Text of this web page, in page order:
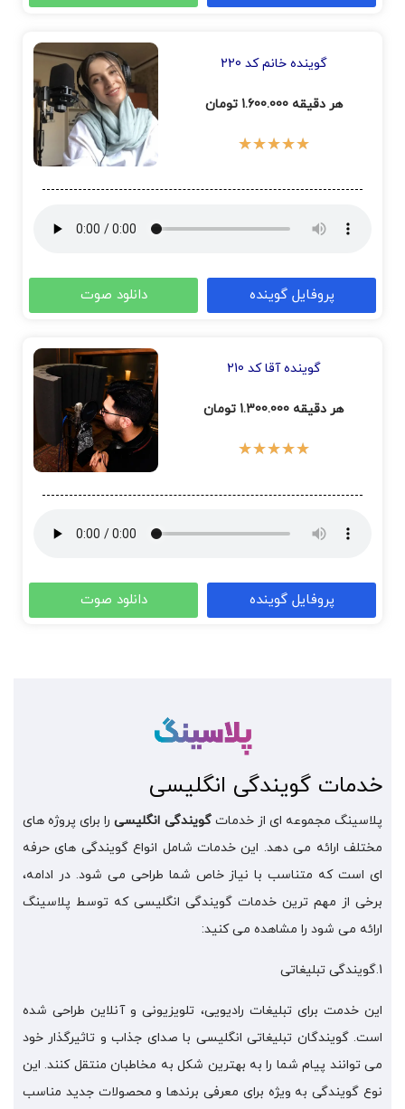
گوینده خانم کد 220
هر دقیقه 1.600.000 تومان
★
★
★
★
★
پروفایل گوینده دانلود صوت
گوینده آقا کد 210
هر دقیقه 1.300.000 تومان
★
★
★
★
★
پروفایل گوینده دانلود صوت
خدمات گویندگی انگلیسی
پلاسینگ مجموعه ای از خدماتگویندگی انگلیسیرا برای پروژه های
مختلف ارائه می دهد. این خدمات شامل انواع گویندگی های حرفه
ای است که متناسب با نیاز خاص شما طراحی می شود. در ادامه،
برخی از مهم ترین خدمات گویندگی انگلیسی که توسط پلاسینگ
ارائه می شود را مشاهده می کنید:
1.گویندگی تبلیغاتی
این خدمت برای تبلیغات رادیویی، تلویزیونی و آنلاین طراحی شده
است. گویندگان تبلیغاتی انگلیسی با صدای جذاب و تاثیرگذار خود
می توانند پیام شما را به بهترین شکل به مخاطبان منتقل کنند. این
نوع گویندگی به ویژه برای معرفی برندها و محصولات جدید مناسب